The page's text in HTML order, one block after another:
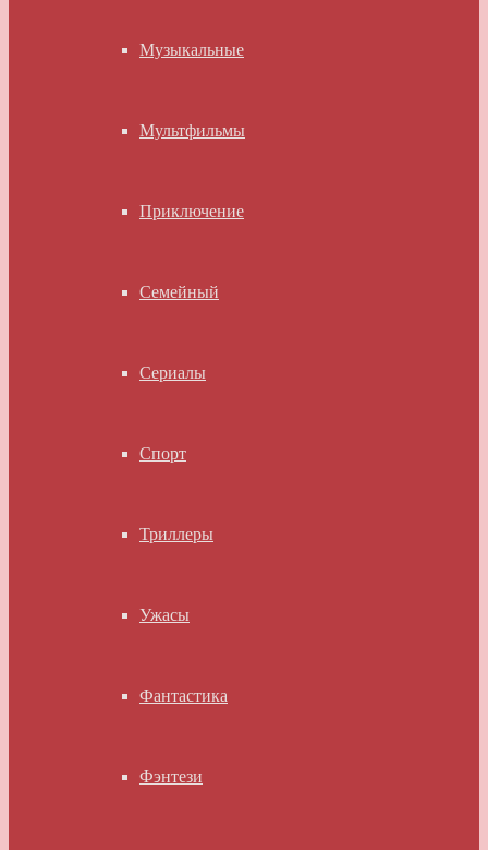
Музыкальные
Мультфильмы
Приключение
Семейный
Сериалы
Спорт
Триллеры
Ужасы
Фантастика
Фэнтези